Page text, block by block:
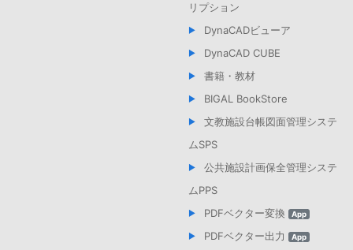
弊社が別途定めた要件を満たすコンピュータ、インターネッ
ト接続環境、e-mail アドレス等を用意していただく必要があ
につき複数台とします。ただし、同時に起動できる台数はご
お客様は、第7条に定める利用許諾期間中は、追加料金を支
払うことなく、常に本製品の最新バージョンを利用すること
プログラムが配信された場合、すみやかにこれらを導入する
個人情報保護マネジメントシステムの継続的な改善を実施し
〒261-7124 千葉県千葉市美浜区中瀬2-6-1
ワールドビジネスガーデン マリブウエスト24F
の完全親会社であるMITホールディングス株式会社に取扱業務の一部
営業部 担当部長 TEL 03-6809-4804
リプション
DynaCADビューア
DynaCAD CUBE
書籍・教材
BIGAL BookStore
文教施設台帳図面管理システ
ムSPS
公共施設計画保全管理システ
ムPPS
PDFベクター変換
App
PDFベクター出力 App